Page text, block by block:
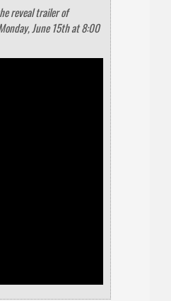
reveal trailer of
June 15th at 8:00